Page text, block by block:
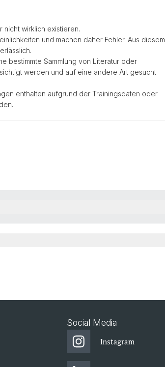
wirklich existieren.
und machen daher Fehler. Aus diesem
bestimmte Sammlung von Literatur oder
werden und auf eine andere Art gesucht
enthalten aufgrund der Trainingsdaten oder
Social Media
Instagram